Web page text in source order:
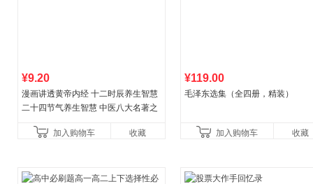
¥9.20
漫画讲透黄帝内经 十二时辰养生智慧
二十四节气养生智慧 中医八大名著之
加入购物车
收藏
¥119.00
毛泽东选集（全四册，精装）
加入购物车 收藏